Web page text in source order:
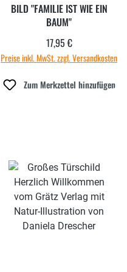
BILD "FAMILIE IST WIE EIN
BAUM"
Regulärer Preis:
17,95 €
Preise inkl. MwSt. zzgl. Versandkosten
Zum Merkzettel hinzufügen